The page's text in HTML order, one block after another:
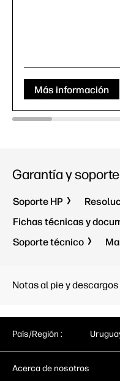
Más información
Garantía y soporte
Soporte HP
Fichas técnicas y
Soporte técnico
Notas al pie y
País/Región :
Acerca de nosotros